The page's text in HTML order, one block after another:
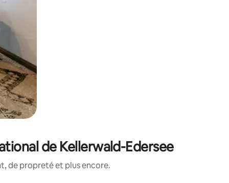
de Kellerwald-Edersee
de propreté et plus encore.